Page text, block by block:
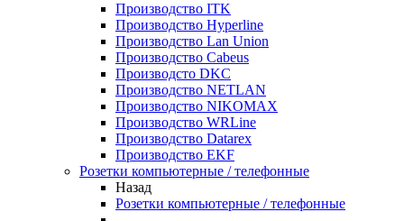
Производство ITK
Производство Hyperline
Производство Lan Union
Производство Cabeus
Производсто DKC
Производство NETLAN
Производство NIKOMAX
Производство WRLine
Производство Datarex
Производство EKF
Розетки компьютерные / телефонные
Назад
Розетки компьютерные / телефонные